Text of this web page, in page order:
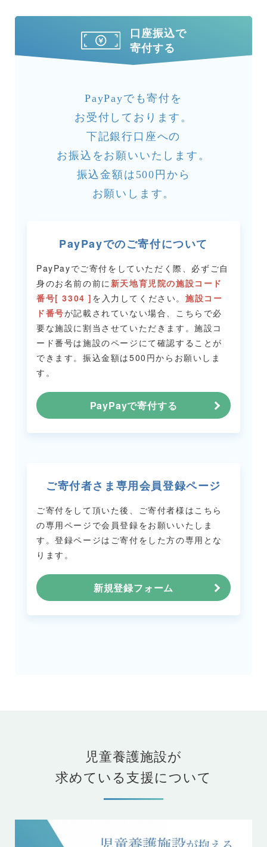
口座振込で
寄付する
PayPayでも寄付を
お受付しております。
下記銀行口座への
お振込をお願いいたします。
振込金額は500円から
お願いします。
PayPayでのご寄付について
PayPayでご寄付をしていただく際、必ずご自
身のお名前の前に新天地育児院の施設コード
番号[ 3304 ] を入力してください。 施設コー
ド番号が記載されていない場合、こちらで必
要な施設に割当させていただきます。施設コ
ード番号は施設のページにて確認することが
できます。 振込金額は500円からお願いしま
す。
PayPayで寄付する
ご寄付者さま専用会員登録ページ
ご寄付をして頂いた後、ご寄付者様はこちら
の専用ページで会員登録をお願いいたしま
す。登録ページはご寄付をした方の専用とな
ります。
新規登録フォーム
児童養護施設が
求めている支援について